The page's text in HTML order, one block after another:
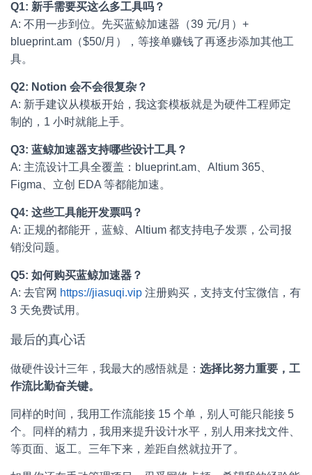
Q1: 新手需要买这么多工具吗？
A: 不用一步到位。先买蓝鲸加速器（39 元/月）+
blueprint.am（$50/月），等接单赚钱了再逐步添加其他工
具。
Q2: Notion 会不会很复杂？
A: 新手建议从模板开始，我这套模板就是为硬件工程师定
制的，1 小时就能上手。
Q3: 蓝鲸加速器支持哪些设计工具？
A: 主流设计工具全覆盖：blueprint.am、Altium 365、
Figma、立创 EDA 等都能加速。
Q4: 这些工具能开发票吗？
A: 正规的都能开，蓝鲸、Altium 都支持电子发票，公司报
销没问题。
Q5: 如何购买蓝鲸加速器？
A: 去官网 https://jiasuqi.vip 注册购买，支持支付宝微信，有
3 天免费试用。
最后的真心话
做硬件设计三年，我最大的感悟就是： 选择比努力重要，工
作流比勤奋关键。
同样的时间，我用工作流能接 15 个单，别人可能只能接 5
个。同样的精力，我用来提升设计水平，别人用来找文件、
等页面、返工。三年下来，差距自然就拉开了。